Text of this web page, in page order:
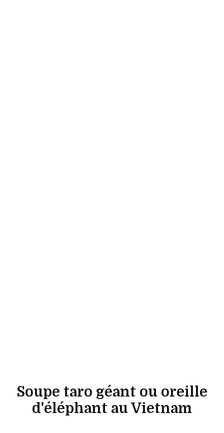
Soupe taro géant ou oreille
d'éléphant au Vietnam